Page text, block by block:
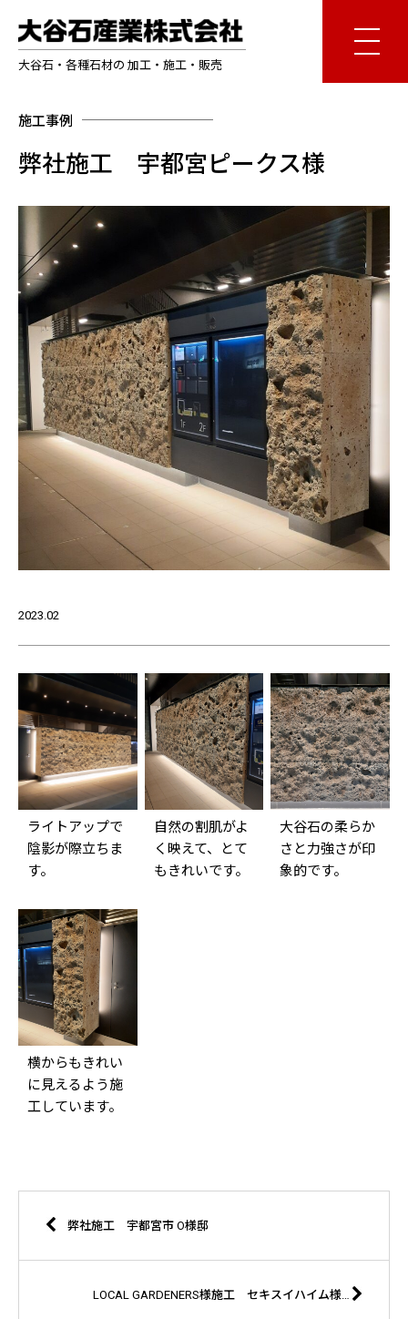
大谷石・各種石材の 加工・施工・販売
施工事例
弊社施工 宇都宮ピークス様
2023.02
ライトアップで
陰影が際立ちま
す。
自然の割肌がよ
く映えて、とて
もきれいです。
大谷石の柔らか
さと力強さが印
象的です。
横からもきれい
に見えるよう施
工しています。
弊社施工 宇都宮市 O様邸
LOCAL GARDENERS様施工 セキスイハイム様 宇都宮市新築分譲住宅